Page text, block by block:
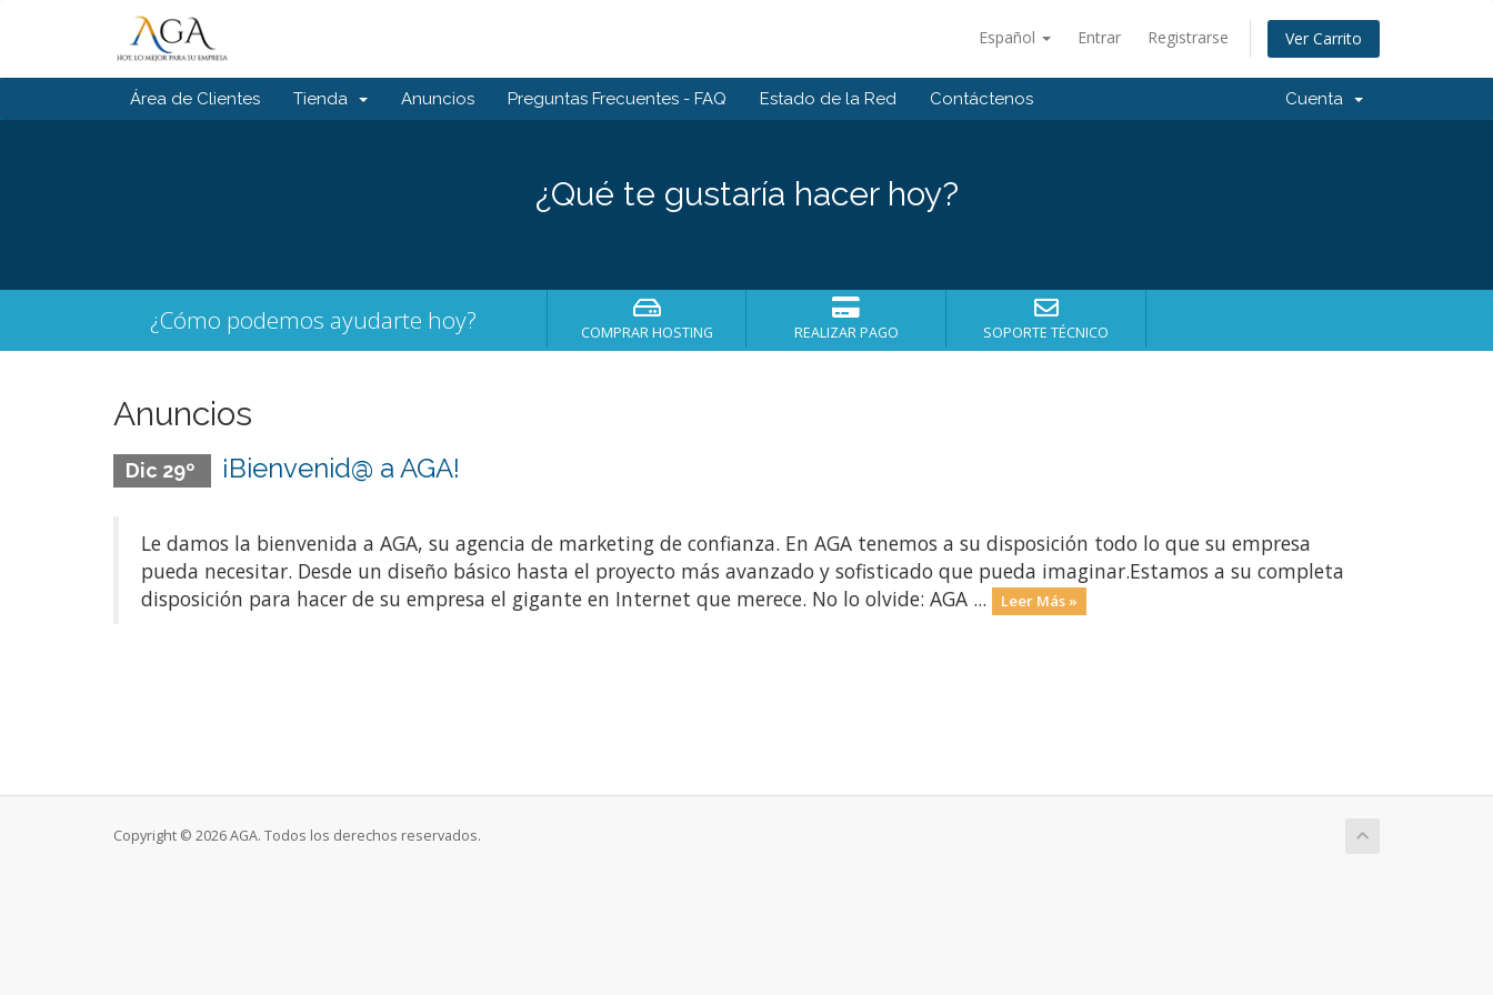
Español Entrar Registrarse Ver Carrito
Área de Clientes Tienda Anuncios Preguntas Frecuentes - FAQ Estado de la Red Contáctenos Cuenta
¿Qué te gustaría hacer hoy?
¿Cómo podemos ayudarte hoy? COMPRAR HOSTING REALIZAR PAGO SOPORTE TÉCNICO
Anuncios
Dic 29º ¡Bienvenid@ a AGA!
Le damos la bienvenida a AGA, su agencia de marketing de confianza. En AGA tenemos a su disposición todo lo que su empresa
pueda necesitar. Desde un diseño básico hasta el proyecto más avanzado y sofisticado que pueda imaginar.Estamos a su completa
disposición para hacer de su empresa el gigante en Internet que merece. No lo olvide: AGA ...
Leer Más »
Copyright © 2026 AGA. Todos los derechos reservados.